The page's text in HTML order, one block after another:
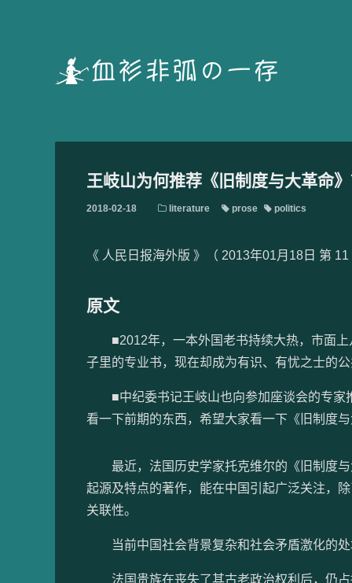
王岐山为何推荐《旧制度与大革命
2018-02-18 literature prose politics
《 人民日报海外版 》（ 2013年01月18日 第 11
原文
■2012年，一本外国老书持续大热，市面上
子里的专业书，现在却成为有识、有忧之士的
■中纪委书记王岐山也向参加座谈会的专家
看一下前期的东西，希望大家看一下《旧制度与
最近，法国历史学家托克维尔的《旧制度与
起源及特点的著作，能在中国引起广泛关注，
关联性。
当前中国社会背景复杂和社会矛盾激化的处
法国贵族在丧失了其古老政治权利后，仍占